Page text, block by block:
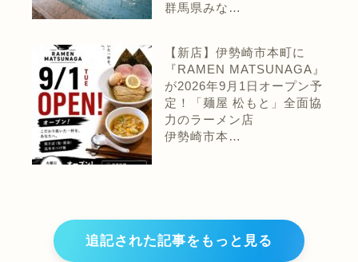
群馬県みな…
【新店】伊勢崎市本町に
『RAMEN MATSUNAGA』
が2026年9月1日オープン予
定！「麺屋 松もと」全面協
力のラーメン店
伊勢崎市本…
追記された記事をもっと見る